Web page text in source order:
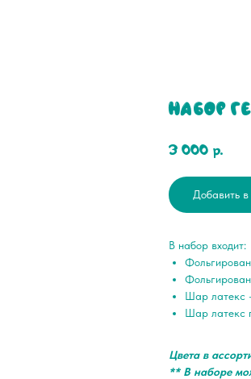
Набор
3 000 р.
Добавить в
В набор входит:
Шар латекс
Шар латекс
Цвета в
** В наборе